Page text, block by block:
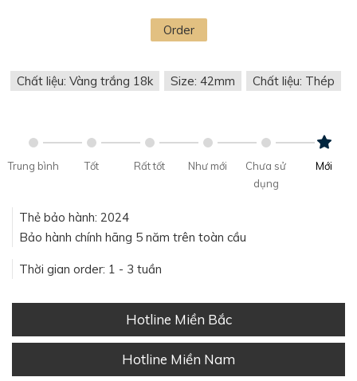
Order
Chất liệu: Vàng trắng 18k Size: 42mm Chất liệu: Thép
Trung bình Tốt Rất tốt Như mới
Chưa sử
dụng
Mới
Thẻ bảo hành: 2024
Bảo hành chính hãng 5 năm trên toàn cầu
Thời gian order: 1 - 3 tuần
Hotline Miền Bắc
Hotline Miền Nam